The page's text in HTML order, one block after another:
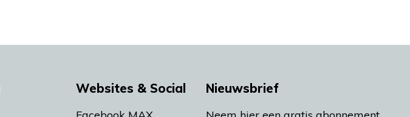
Websites & Social Nieuwsbrief